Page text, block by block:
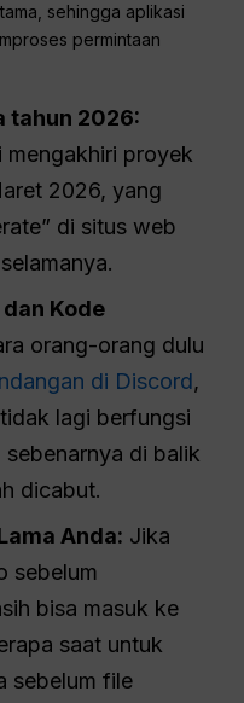
sehingga aplikasi
permintaan
tahun 2026:
mengakhiri proyek
2026, yang
di situs web
Kode
orang-orang dulu
di Discord,
lagi berfungsi
sebenarnya di balik
dicabut.
Anda: Jika
sebelum
bisa masuk ke
saat untuk
sebelum file